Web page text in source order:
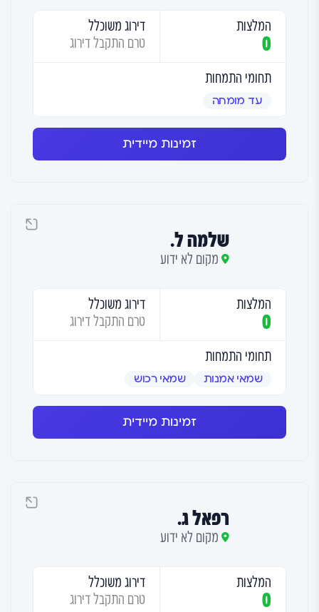
המלצות
0
דירוג משוכלל
טרם התקבל דירוג
תחומי התמחות
עד מומחה
זמינות מיידית
שלמה ל.
מקום לא ידוע
המלצות
0
דירוג משוכלל
טרם התקבל דירוג
תחומי התמחות
שמאי אמנות שמאי רכוש
זמינות מיידית
רפאל ג.
מקום לא ידוע
המלצות
0
דירוג משוכלל
טרם התקבל דירוג